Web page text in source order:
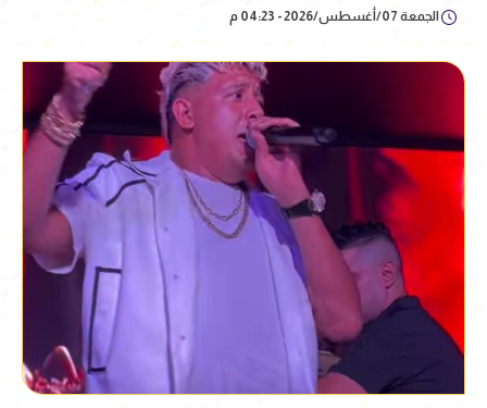
الجمعة 07/أغسطس/2026 - 04:23 م